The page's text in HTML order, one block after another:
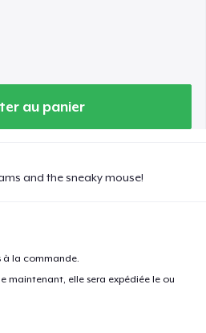
au panier
and the sneaky mouse!
à la commande.
maintenant, elle sera expédiée le ou